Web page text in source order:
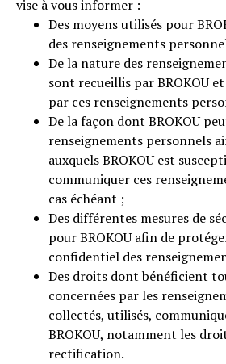
vise à vous informer :
Des moyens utilisés pour
des renseignements
De la nature des
sont recueillis par BROKOU
par ces renseignements
De la façon dont BROKOU
renseignements personnels
auxquels BROKOU est
communiquer ces
cas échéant ;
Des différentes mesures de
pour BROKOU afin de
confidentiel des
Des droits dont bénéficient
concernées par les
collectés, utilisés,
BROKOU, notamment les
rectification.